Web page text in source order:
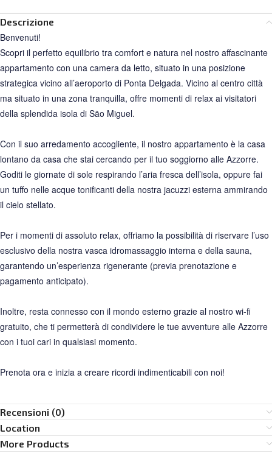
Descrizione
Benvenuti!
Scopri il perfetto equilibrio tra comfort e natura nel nostro affascinante
appartamento con una camera da letto, situato in una posizione
strategica vicino all’aeroporto di Ponta Delgada. Vicino al centro città
ma situato in una zona tranquilla, offre momenti di relax ai visitatori
della splendida isola di São Miguel.
Con il suo arredamento accogliente, il nostro appartamento è la casa
lontano da casa che stai cercando per il tuo soggiorno alle Azzorre.
Goditi le giornate di sole respirando l’aria fresca dell’isola, oppure fai
un tuffo nelle acque tonificanti della nostra jacuzzi esterna ammirando
il cielo stellato.
Per i momenti di assoluto relax, offriamo la possibilità di riservare l’uso
esclusivo della nostra vasca idromassaggio interna e della sauna,
garantendo un’esperienza rigenerante (previa prenotazione e
pagamento anticipato).
Inoltre, resta connesso con il mondo esterno grazie al nostro wi-fi
gratuito, che ti permetterà di condividere le tue avventure alle Azzorre
con i tuoi cari in qualsiasi momento.
Prenota ora e inizia a creare ricordi indimenticabili con noi!
Recensioni (0)
Location
More Products